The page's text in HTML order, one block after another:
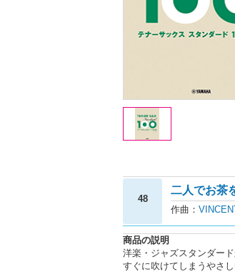
48
二人でお茶
作曲：
商品の説明
洋楽・ジャズスタンダー
すぐに吹けてしまうやさ